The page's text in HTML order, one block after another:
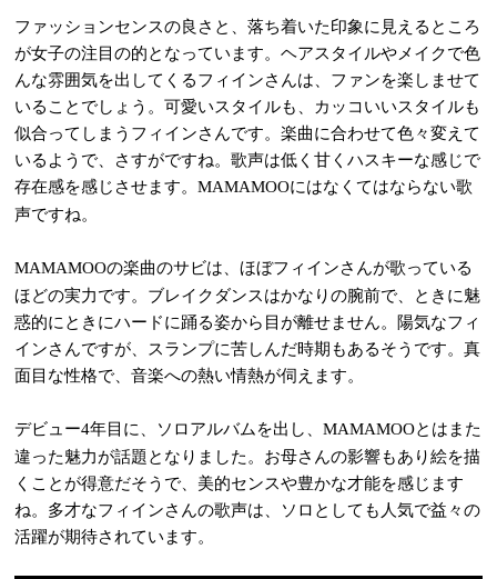
ファッションセンスの良さと、落ち着いた印象に見えるところ
が女子の注目の的となっています。ヘアスタイルやメイクで色
んな雰囲気を出してくるフィインさんは、ファンを楽しませて
いることでしょう。可愛いスタイルも、カッコいいスタイルも
似合ってしまうフィインさんです。楽曲に合わせて色々変えて
いるようで、さすがですね。歌声は低く甘くハスキーな感じで
存在感を感じさせます。 MAMAMOOにはなくてはならない歌
声ですね。
MAMAMOOの楽曲のサビは、ほぼフィインさんが歌っている
ほどの実力です。ブレイクダンスはかなりの腕前で、ときに魅
惑的にときにハードに踊る姿から目が離せません。陽気なフィ
インさんですが、スランプに苦しんだ時期もあるそうです。真
面目な性格で、音楽への熱い情熱が伺えます。
デビュー4年目に、ソロアルバムを出し、 MAMAMOOとはまた
違った魅力が話題となりました。お母さんの影響もあり絵を描
くことが得意だそうで、美的センスや豊かな才能を感じます
ね。多才なフィインさんの歌声は、ソロとしても人気で益々の
活躍が期待されています。